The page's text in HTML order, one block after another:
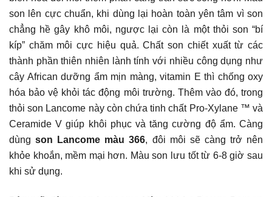
son lên cực chuẩn, khi dùng lại hoàn toàn yên tâm vì son
chẳng hề gây khô môi, ngược lại còn là một thỏi son “bí
kíp” chăm môi cực hiệu quả. Chất son chiết xuất từ các
thành phần thiên nhiên lành tính với nhiều công dụng như
cây African dưỡng ẩm mịn màng, vitamin E thì chống oxy
hóa bảo vệ khỏi tác động môi trường. Thêm vào đó, trong
thỏi son Lancome này còn chứa tinh chất Pro-Xylane ™ và
Ceramide V giúp khôi phục và tăng cường độ ẩm. Càng
dùngson Lancome màu 366, đôi môi sẽ càng trở nên
khỏe khoắn, mềm mại hơn. Màu son lưu tốt từ 6-8 giờ sau
khi sử dụng.